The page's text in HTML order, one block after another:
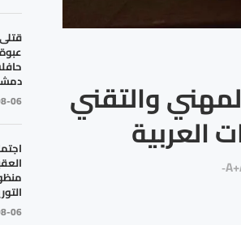
والتقني
العربية
A+
06
06